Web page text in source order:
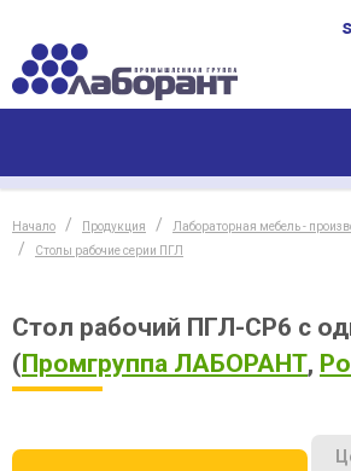
Начало Продукция
Лабораторная мебель -
Столы рабочие серии ПГЛ
Стол рабочий ПГЛ-СР6 с
(Промгруппа ЛАБОРАНТ,